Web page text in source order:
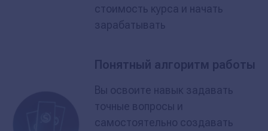
стоимость курса и начать
зарабатывать
Понятный алгоритм работы
Вы освоите навык задавать
точные вопросы и
самостоятельно создавать